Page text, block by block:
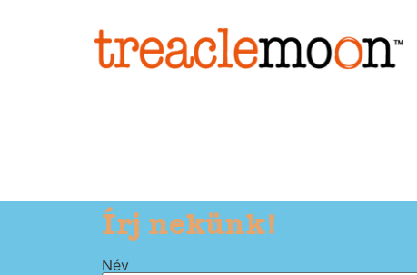
Írj nekünk!
Név